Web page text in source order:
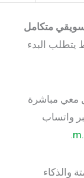
البدء